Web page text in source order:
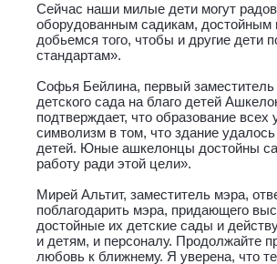
Сейчас наши милые дети могут
оборудованным садикам, достойным
добьемся того, чтобы и другие дети
стандартам».
Софья Бейлина, первый
детского сада на благо детей
подтверждает, что образование
символизм в том, что здание
детей. Юные ашкелонцы достойны
работу ради этой цели».
Мирей Альтит, заместитель мэра,
поблагодарить мэра, придающего
достойные их детские сады и
и детям, и персоналу. Продолжайте
любовь к ближнему. Я уверена, что